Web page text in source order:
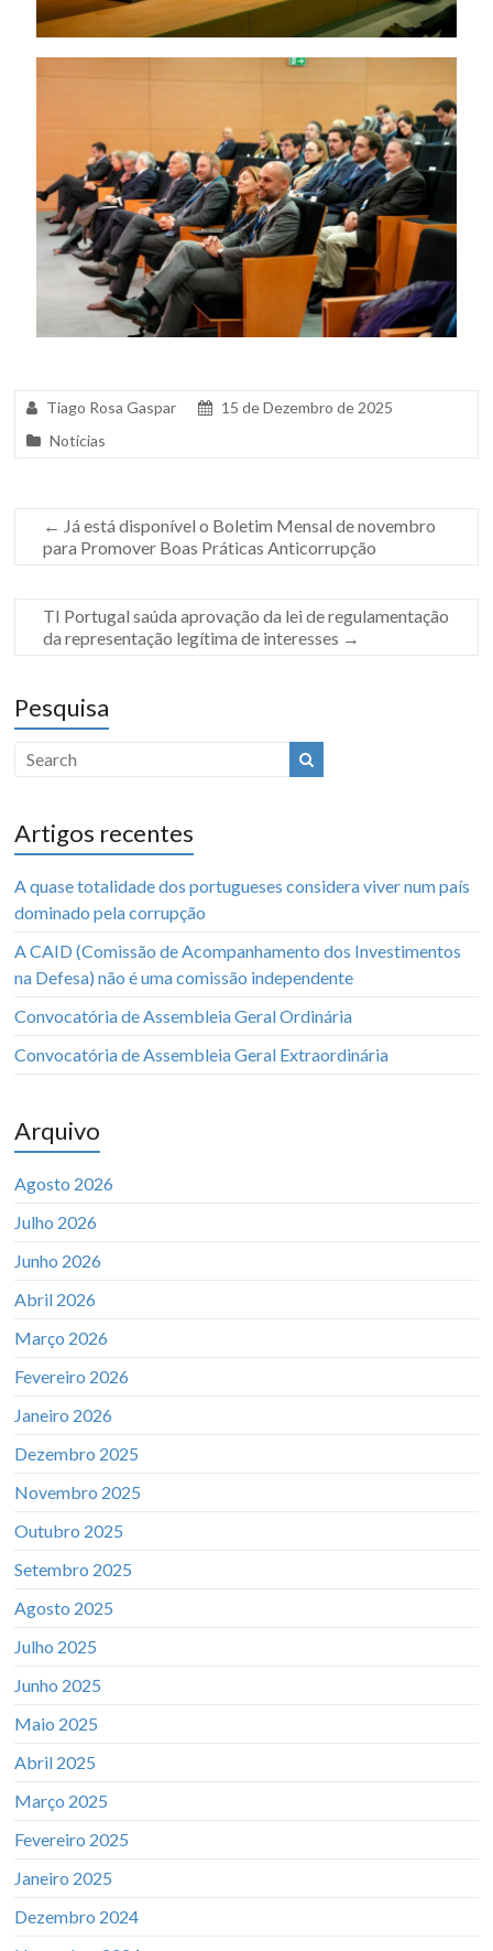
Tiago Rosa Gaspar
15 de Dezembro de 2025
Notícias
← Já está disponível o Boletim Mensal de novembro
para Promover Boas Práticas Anticorrupção
TI Portugal saúda aprovação da lei de regulamentação
da representação legítima de interesses →
Pesquisa
Artigos recentes
A quase totalidade dos portugueses considera viver num país
dominado pela corrupção
A CAID (Comissão de Acompanhamento dos Investimentos
na Defesa) não é uma comissão independente
Convocatória de Assembleia Geral Ordinária
Convocatória de Assembleia Geral Extraordinária
Arquivo
Agosto 2026
Julho 2026
Junho 2026
Abril 2026
Março 2026
Fevereiro 2026
Janeiro 2026
Dezembro 2025
Novembro 2025
Outubro 2025
Setembro 2025
Agosto 2025
Julho 2025
Junho 2025
Maio 2025
Abril 2025
Março 2025
Fevereiro 2025
Janeiro 2025
Dezembro 2024